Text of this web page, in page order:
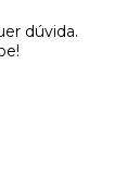
dúvida.